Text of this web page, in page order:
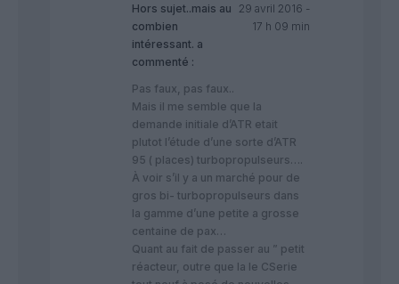
Hors sujet..mais au
combien
intéressant. a
commenté :
29 avril 2016 -
17 h 09 min
Pas faux, pas faux..
Mais il me semble que la
demande initiale d’ATR etait
plutot l’étude d’une sorte d’ATR
95 ( places) turbopropulseurs….
À voir s’il y a un marché pour de
gros bi- turbopropulseurs dans
la gamme d’une petite a grosse
centaine de pax…
Quant au fait de passer au ” petit
réacteur, outre que la le CSerie